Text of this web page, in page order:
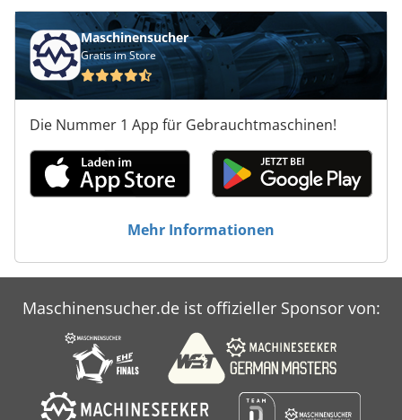
Maschinensucher
Gratis im Store
Die Nummer 1 App für Gebrauchtmaschinen!
Mehr Informationen
Maschinensucher.de ist offizieller Sponsor von: